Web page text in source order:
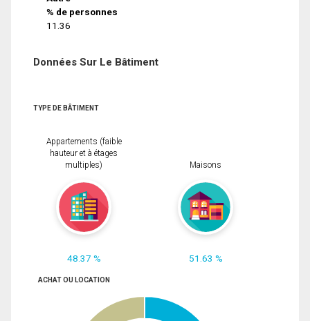
% de personnes
11.36
Données Sur Le Bâtiment
TYPE DE BÂTIMENT
Appartements (faible
hauteur et à étages
multiples)
48.37 %
Maisons
51.63 %
ACHAT OU LOCATION